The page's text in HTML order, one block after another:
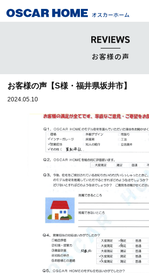
特長
イベント・モデルハウス
建築実例
フォトギャラリー
販売中の物件
スマートセレクト
土地情報
オンライン相談会
お客様の声
お客様の声【S様・福井県坂井市】
2024.05.10